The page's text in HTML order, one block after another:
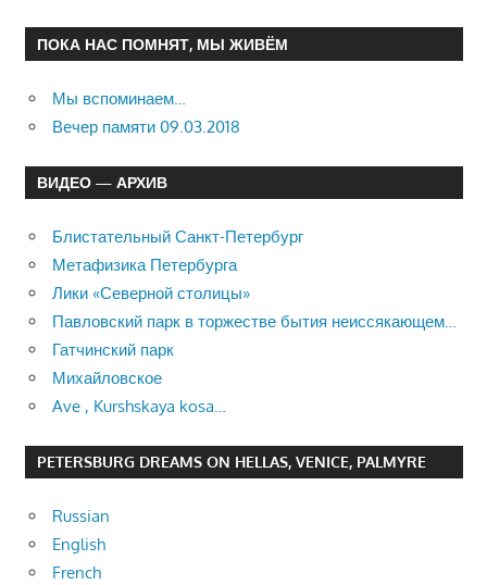
ПОКА НАС ПОМНЯТ, МЫ ЖИВЁМ
Мы вспоминаем…
Вечер памяти 09.03.2018
ВИДЕО — АРХИВ
Блистательный Санкт-Петербург
Метафизика Петербурга
Лики «Северной столицы»
Павловский парк в торжестве бытия неиссякающем…
Гатчинский парк
Михайловское
Ave , Kurshskaya kosa…
PETERSBURG DREAMS ON HELLAS, VENICE, PALMYRE
Russian
English
French